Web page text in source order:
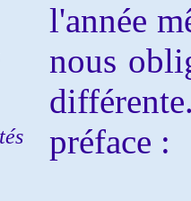
l'année
nous
préface :